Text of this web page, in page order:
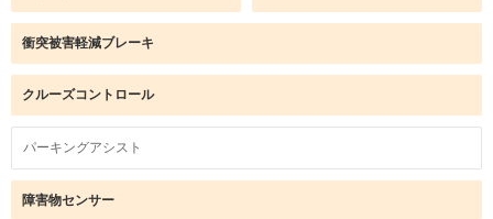
衝突被害軽減ブレーキ
クルーズコントロール
パーキングアシスト
障害物センサー